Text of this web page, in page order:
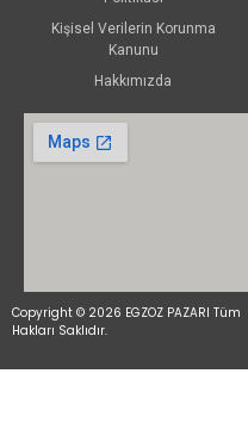
Kişisel Verilerin Korunma
Kanunu
Hakkımızda
Copyright © 2026 EGZOZ PAZARI Tüm
Hakları Saklıdır.